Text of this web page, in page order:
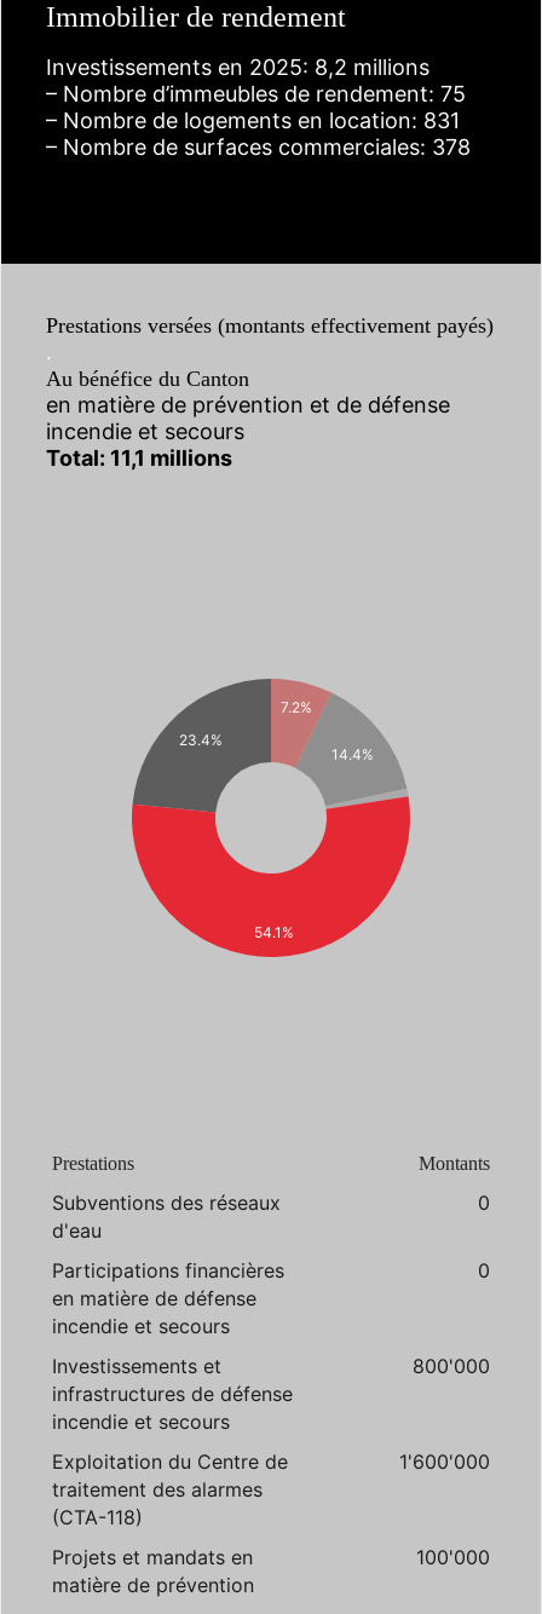
Immobilier de rendement
Investissements en 2025: 8,2 millions
– Nombre d’immeubles de rendement: 75
– Nombre de logements en location: 831
– Nombre de surfaces commerciales: 378
Prestations versées (montants effectivement payés)
.
Au bénéfice du Canton
en matière de prévention et de défense
incendie et secours
Total: 11,1 millions
7.2%
14.4%
23.4%
54.1%
Prestations Montants
Subventions des réseaux
d'eau
0
Participations financières
en matière de défense
incendie et secours
0
Investissements et
infrastructures de défense
incendie et secours
800'000
Exploitation du Centre de
traitement des alarmes
(CTA-118)
1'600'000
Projets et mandats en
matière de prévention
100'000